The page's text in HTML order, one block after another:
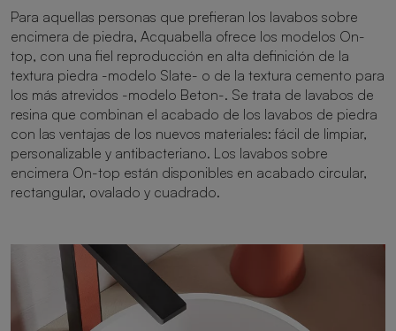
Para aquellas personas que prefieran los lavabos sobre
encimera de piedra, Acquabella ofrece los modelos On-
top, con una fiel reproducción en alta definición de la
textura piedra -modelo Slate- o de la textura cemento para
los más atrevidos -modelo Beton-. Se trata de lavabos de
resina que combinan el acabado de los lavabos de piedra
con las ventajas de los nuevos materiales: fácil de limpiar,
personalizable y antibacteriano. Los lavabos sobre
encimera On-top están disponibles en acabado circular,
rectangular, ovalado y cuadrado.